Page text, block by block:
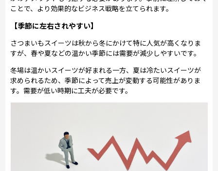
ことで、より効果的なビジネス戦略を立てられます。
【季節に左右されやすい】
さつまいもスイーツは秋から冬にかけて特に人気が高くなりま
すが、春や夏などの温かい季節には需要が減少しやすいです。
冬場は温かいスイーツが好まれる一方、夏は冷たいスイーツが
求められるため、季節によって売上が変動する可能性がありま
す。需要が低い時期に工夫が必要です。